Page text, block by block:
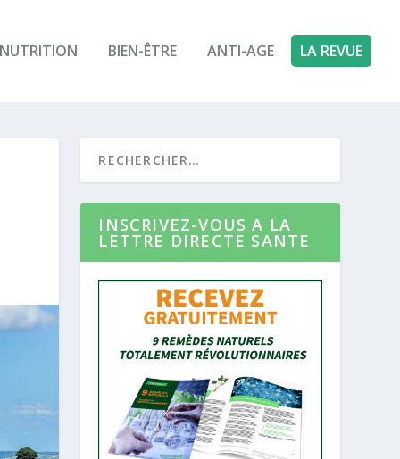
NUTRITION BIEN-ÊTRE ANTI-AGE LA REVUE
INSCRIVEZ-VOUS A LA
LETTRE DIRECTE SANTE